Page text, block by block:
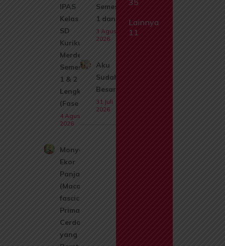
IPAS
Kelas 1
SD
Kurikulum
Merdeka
Semester
1 & 2
Lengkap
(Fase A)
4 Agustus
2026
Monyet
Ekor
Panjang
(Macaca
fascicularis):
Primata
Cerdas
yang Kini
Semester
1 dan 2
3 Agustus
2026
Aku
Sudah
Besar
31 Juli
2026
35
Lainnya
11